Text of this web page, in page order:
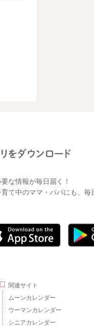
な情報が毎日届く！
て中のママ・パパにも、毎
関連サイト
ムーンカレンダー
ウーマンカレンダー
シニアカレンダー